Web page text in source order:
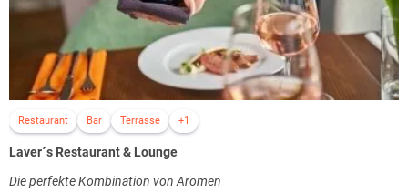
Separater Ruhebereich mit Liegestühlen
Das Therapeutenteam geht auf Ihre individuellen Bedürfnisse ein und
hilft Ihnen, sich zu entspannen und neu zu fühlen.
Machen Sie sich den Tag angenehm und gönnen Sie sich eine
Behandlung aus dem Angebot an Massagen und
Wellnessbehandlungen:
9 verschiedene Arten von Massagen
Restaurant Bar Terrasse +1
Laver´s Restaurant & Lounge
Die perfekte Kombination von Aromen